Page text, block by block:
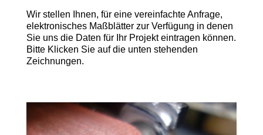
Wir stellen Ihnen, für eine vereinfachte Anfrage,
elektronisches Maßblätter zur Verfügung in denen
Sie uns die Daten für Ihr Projekt eintragen können.
Bitte Klicken Sie auf die unten stehenden
Zeichnungen.